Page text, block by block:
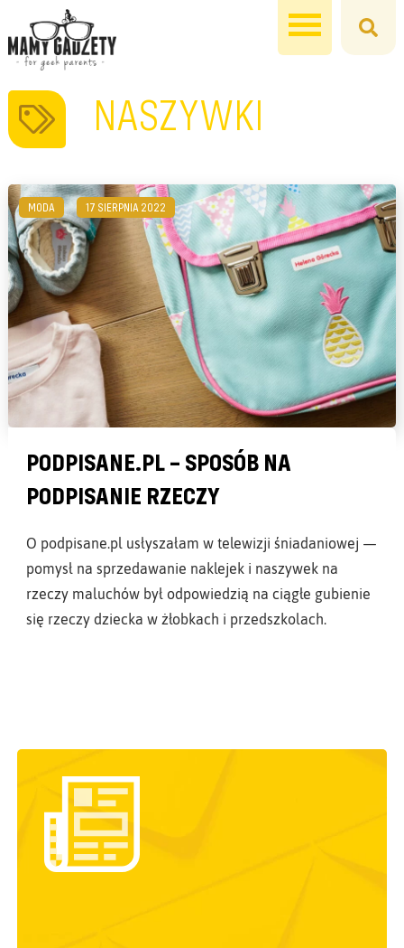
NASZYWKI
MODA 17 SIERPNIA 2022
PODPISANE.PL – SPOSÓB NA
PODPISANIE RZECZY
O podpisane.pl usłyszałam w telewizji śniadaniowej —
pomysł na sprzedawanie naklejek i naszywek na
rzeczy maluchów był odpowiedzią na ciągłe gubienie
się rzeczy dziecka w żłobkach i przedszkolach.